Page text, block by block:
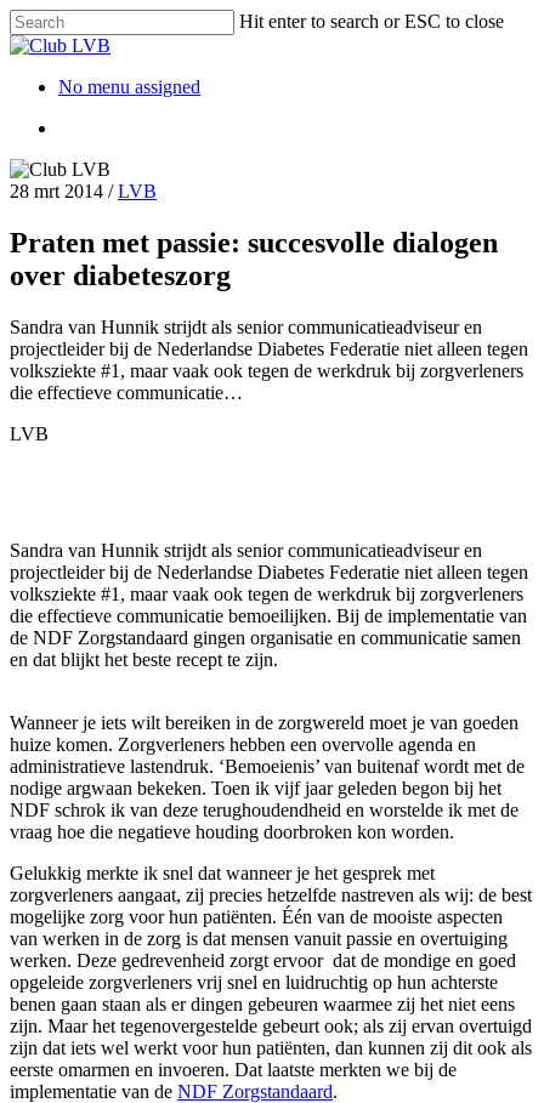
Hit enter to search or ESC to close
No menu assigned
28 mrt 2014 /LVB
Praten met passie: succesvolle dialogen
over diabeteszorg
Sandra van Hunnik strijdt als senior communicatieadviseur en
projectleider bij de Nederlandse Diabetes Federatie niet alleen tegen
volksziekte #1, maar vaak ook tegen de werkdruk bij zorgverleners
die effectieve communicatie…
LVB
Sandra van Hunnik strijdt als senior communicatieadviseur en
projectleider bij de Nederlandse Diabetes Federatie niet alleen tegen
volksziekte #1, maar vaak ook tegen de werkdruk bij zorgverleners
die effectieve communicatie bemoeilijken. Bij de implementatie van
de NDF Zorgstandaard gingen organisatie en communicatie samen
en dat blijkt het beste recept te zijn.
Wanneer je iets wilt bereiken in de zorgwereld moet je van goeden
huize komen. Zorgverleners hebben een overvolle agenda en
administratieve lastendruk. ‘Bemoeienis’ van buitenaf wordt met de
nodige argwaan bekeken. Toen ik vijf jaar geleden begon bij het
NDF schrok ik van deze terughoudendheid en worstelde ik met de
vraag hoe die negatieve houding doorbroken kon worden.
Gelukkig merkte ik snel dat wanneer je het gesprek met
zorgverleners aangaat, zij precies hetzelfde nastreven als wij: de best
mogelijke zorg voor hun patiënten. Één van de mooiste aspecten
van werken in de zorg is dat mensen vanuit passie en overtuiging
werken. Deze gedrevenheid zorgt ervoor dat de mondige en goed
opgeleide zorgverleners vrij snel en luidruchtig op hun achterste
benen gaan staan als er dingen gebeuren waarmee zij het niet eens
zijn. Maar het tegenovergestelde gebeurt ook; als zij ervan overtuigd
zijn dat iets wel werkt voor hun patiënten, dan kunnen zij dit ook als
eerste omarmen en invoeren. Dat laatste merkten we bij de
implementatie van de NDF Zorgstandaard.